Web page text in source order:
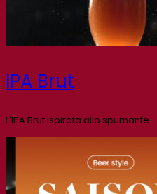
IPA Brut
L'IPA Brut ispirata allo spumante